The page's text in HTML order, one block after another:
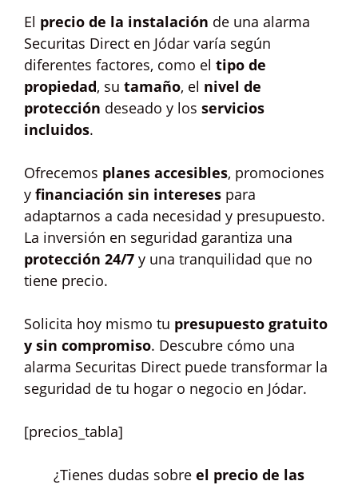
El precio de la instalación de una alarma
Securitas Direct en Jódar varía según
diferentes factores, como el tipo de
propiedad, su tamaño, el nivel de
protección deseado y los servicios
incluidos.
Ofrecemos planes accesibles, promociones
y financiación sin intereses para
adaptarnos a cada necesidad y presupuesto.
La inversión en seguridad garantiza una
protección 24/7 y una tranquilidad que no
tiene precio.
Solicita hoy mismo tu presupuesto gratuito
y sin compromiso. Descubre cómo una
alarma Securitas Direct puede transformar la
seguridad de tu hogar o negocio en Jódar.
[precios_tabla]
¿Tienes dudas sobre el precio de las